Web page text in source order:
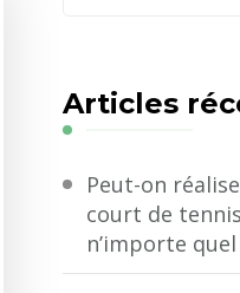
?
Articles
Peut-on
court de
n’importe